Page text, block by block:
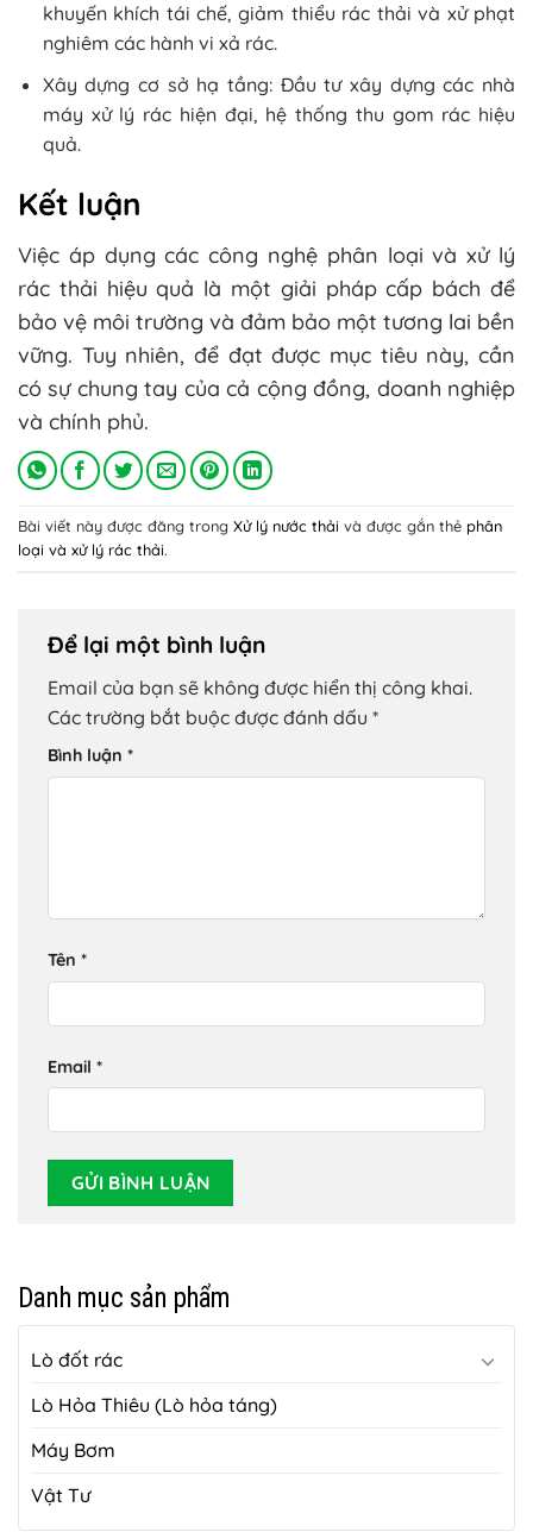
Danh mục sản phẩm
Lò đốt rác
Lò Hỏa Thiêu (Lò hỏa táng)
Máy Bơm
Vật Tư
khuyến khích tái chế, giảm thiểu rác thải và xử phạt
nghiêm các hành vi xả rác.
Xây dựng cơ sở hạ tầng: Đầu tư xây dựng các nhà
máy xử lý rác hiện đại, hệ thống thu gom rác hiệu
quả.
Kết luận
Việc áp dụng các công nghệ phân loại và xử lý
rác thải hiệu quả là một giải pháp cấp bách để
bảo vệ môi trường và đảm bảo một tương lai bền
vững. Tuy nhiên, để đạt được mục tiêu này, cần
có sự chung tay của cả cộng đồng, doanh nghiệp
và chính phủ.
Bài viết này được đăng trong Xử lý nước thải và được gắn thẻ phân
loại và xử lý rác thải.
Để lại một bình luận
Email của bạn sẽ không được hiển thị công khai.
Các trường bắt buộc được đánh dấu *
Bình luận *
Tên *
Email *